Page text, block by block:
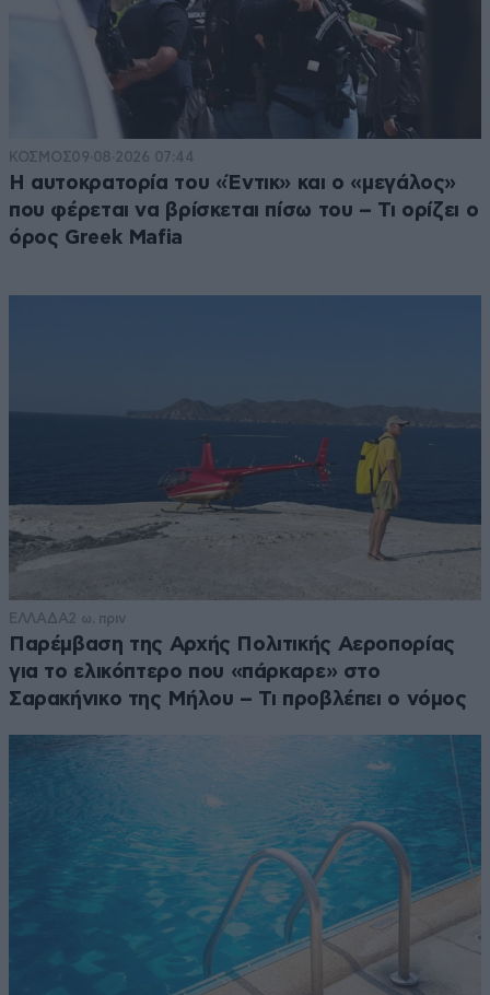
ΚΟΣΜΟΣ09·08·2026 07:44
Η αυτοκρατορία του «Έντικ» και ο «μεγάλος»
που φέρεται να βρίσκεται πίσω του – Τι ορίζει ο
όρος Greek Mafia
ΕΛΛΑΔΑ2 ω. πριν
Παρέμβαση της Αρχής Πολιτικής Αεροπορίας
για το ελικόπτερο που «πάρκαρε» στο
Σαρακήνικο της Μήλου – Τι προβλέπει ο νόμος